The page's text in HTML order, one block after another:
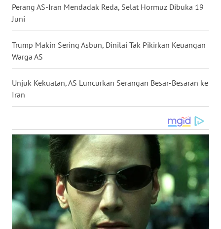
Perang AS-Iran Mendadak Reda, Selat Hormuz Dibuka 19
Juni
Trump Makin Sering Asbun, Dinilai Tak Pikirkan Keuangan
Warga AS
Unjuk Kekuatan, AS Luncurkan Serangan Besar-Besaran ke
Iran
WN
BALI
WN
KALBAR
KALTENG
WN
KALTIM
WN